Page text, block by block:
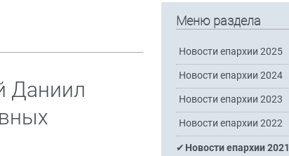
Даниил
Меню раздела
Новости епархии 2025
Новости епархии 2024
Новости епархии 2023
Новости епархии 2022
Новости епархии 2021